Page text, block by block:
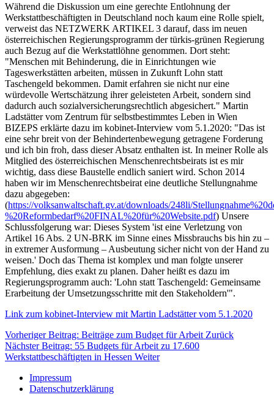
Während die Diskussion um eine gerechte Entlohnung der
Werkstattbeschäftigten in Deutschland noch kaum eine Rolle spielt,
verweist das NETZWERK ARTIKEL 3 darauf, dass im neuen
österreichischen Regierungsprogramm der türkis-grünen Regierung
auch Bezug auf die Werkstattlöhne genommen. Dort steht:
"Menschen mit Behinderung, die in Einrichtungen wie
Tageswerkstätten arbeiten, müssen in Zukunft Lohn statt
Taschengeld bekommen. Damit erfahren sie nicht nur eine
würdevolle Wertschätzung ihrer geleisteten Arbeit, sondern sind
dadurch auch sozialversicherungsrechtlich abgesichert." Martin
Ladstätter vom Zentrum für selbstbestimmtes Leben in Wien
BIZEPS erklärte dazu im kobinet-Interview vom 5.1.2020: "Das ist
eine sehr breit von der Behindertenbewegung getragene Forderung
und ich bin froh, dass dieser Absatz enthalten ist. In meiner Rolle als
Mitglied des österreichischen Menschenrechtsbeirats ist es mir
wichtig, dass diese Baustelle endlich saniert wird. Schon 2014
haben wir im Menschenrechtsbeirat eine deutliche Stellungnahme
dazu abgegeben:
(https://volksanwaltschaft.gv.at/downloads/248li/
%20Reformbedarf%20FINAL%20für%20Website.pdf) Unsere
Schlussfolgerung war: Dieses System 'ist eine Verletzung von
Artikel 16 Abs. 2 UN-BRK im Sinne eines Missbrauchs bis hin zu –
in extremer Ausformung – Ausbeutung sicher nicht von der Hand zu
weisen.' Doch das Thema ist komplex und man folgte unserer
Empfehlung, dies exakt zu planen. Daher heißt es dazu im
Regierungsprogramm auch: 'Lohn statt Taschengeld: Gemeinsame
Erarbeitung der Umsetzungsschritte mit den Stakeholdern'".
Link zum kobinet-Interview mit Martin Ladstätter vom 5.1.2020
Vorheriger Beitrag: Beiträge zum Budget für Arbeit Zurück
Nächster Beitrag: 55 Budgets für Arbeit zu 17.600
Werkstattbeschäftigten in Hessen Weiter
Impressum
Datenschutzerklärung